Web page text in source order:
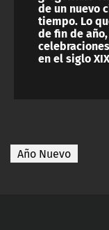
de un nuevo
tiempo. Lo
de fin de
en el siglo
Año Nuevo